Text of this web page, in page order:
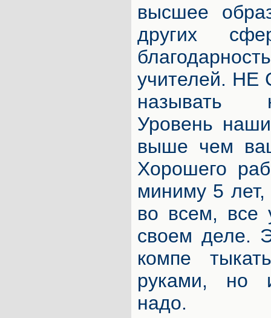
высшее
других
учителей.
называть
Уровень
выше чем
Хорошего
миниму 5
во всем,
своем деле.
компе
руками, но
надо.